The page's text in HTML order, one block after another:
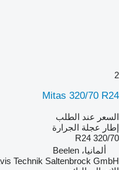
2
Mitas 320/70 R24
السعر عند الطلب
إطار عجلة الجرارة
320/70 R24
ألمانيا، Beelen
Technik Saltenbrock GmbH